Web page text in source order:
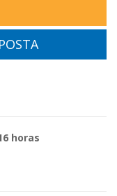
horas